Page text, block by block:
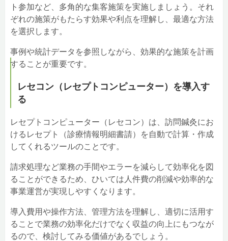
ト参加など、多角的な集客施策を実施しましょう。それ
ぞれの施策がもたらす効果や利点を理解し、最適な方法
を選択します。
事例や統計データを参照しながら、効果的な施策を計画
することが重要です。
レセコン（レセプトコンピューター）を導入す
る
レセプトコンピューター（レセコン）は、訪問鍼灸にお
けるレセプト（診療情報明細書請）を自動で計算・作成
してくれるツールのことです。
請求処理など業務の手間やエラーを減らして効率化を図
ることができるため、ひいては人件費の削減や効率的な
事業運営が実現しやすくなります。
導入費用や操作方法、管理方法を理解し、適切に活用す
ることで業務の効率化だけでなく収益の向上にもつなが
るので、検討してみる価値があるでしょう。